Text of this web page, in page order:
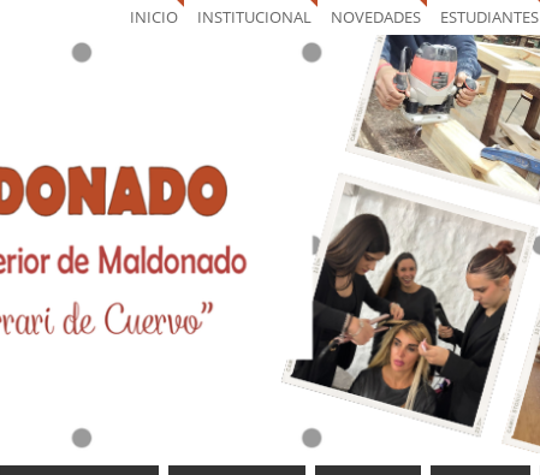
INICIO INSTITUCIONAL NOVEDADES ESTUDIANTES